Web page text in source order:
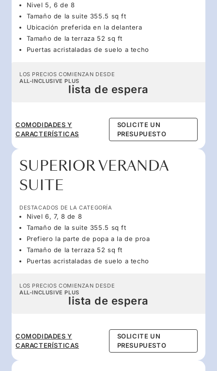
Nivel 5, 6 de 8
Tamaño de la suite 355.5 sq ft
Ubicación preferida en la delantera
Tamaño de la terraza 52 sq ft
Puertas acristaladas de suelo a techo
LOS PRECIOS COMIENZAN DESDE
ALL-INCLUSIVE PLUS
lista de espera
COMODIDADES Y
CARACTERÍSTICAS
SOLICITE UN
PRESUPUESTO
SUPERIOR VERANDA
SUITE
DESTACADOS DE LA CATEGORÍA
Nivel 6, 7, 8 de 8
Tamaño de la suite 355.5 sq ft
Prefiero la parte de popa a la de proa
Tamaño de la terraza 52 sq ft
Puertas acristaladas de suelo a techo
LOS PRECIOS COMIENZAN DESDE
ALL-INCLUSIVE PLUS
lista de espera
COMODIDADES Y
CARACTERÍSTICAS
SOLICITE UN
PRESUPUESTO